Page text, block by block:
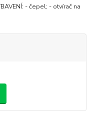
- čepel; - otvírač na